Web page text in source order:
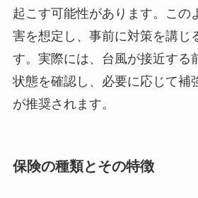
起こす可能性があります。この
害を想定し、事前に対策を講じ
す。実際には、台風が接近する
状態を確認し、必要に応じて補
が推奨されます。
保険の種類とその特徴